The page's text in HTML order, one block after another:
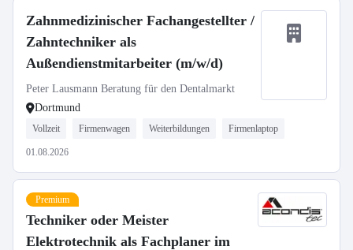
Zahnmedizinischer Fachangestellter /
Zahntechniker als
Außendienstmitarbeiter (m/w/d)
Peter Lausmann Beratung für den Dentalmarkt
Dortmund
Vollzeit Firmenwagen Weiterbildungen Firmenlaptop
01.08.2026
Premium
Techniker oder Meister
Elektrotechnik als Fachplaner im